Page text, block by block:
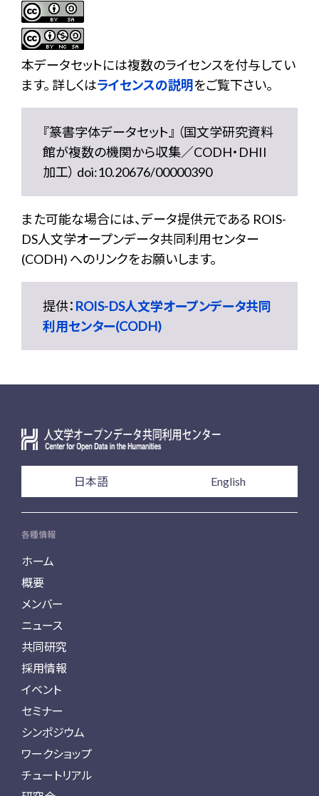
本データセットには複数のライセンスを付与してい
ます。 詳しくはライセンスの説明をご覧下さい。
『篆書字体データセット』 （国文学研究資料
館が複数の機関から収集／CODH・DHII
加工） doi:10.20676/00000390
また可能な場合には、データ提供元である ROIS-
DS人文学オープンデータ共同利用センター
(CODH) へのリンクをお願いします。
提供： ROIS-DS人文学オープンデータ共同
利用センター(CODH)
日本語 English
各種情報
ホーム
概要
メンバー
ニュース
共同研究
採用情報
イベント
セミナー
シンポジウム
ワークショップ
チュートリアル